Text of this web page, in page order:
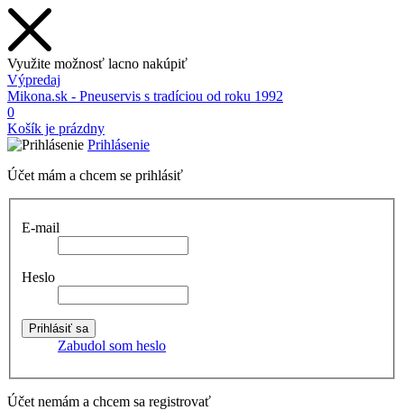
Využite možnosť lacno nakúpiť
Výpredaj
Mikona.sk - Pneuservis s tradíciou od roku 1992
0
Košík je prázdny
Prihlásenie
Účet mám a chcem se prihlásiť
E-mail
Heslo
Zabudol som heslo
Účet nemám a chcem sa registrovať